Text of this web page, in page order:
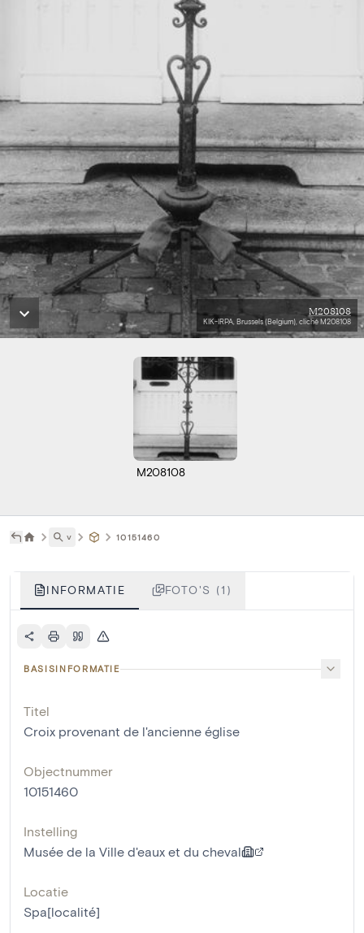
M208108
KIK-IRPA, Brussels (Belgium), cliché M208108
M208108
˅ 10151460
INFORMATIE FOTO'S (1)
BASISINFORMATIE
Titel
Croix provenant de l'ancienne église
Objectnummer
10151460
Instelling
Musée de la Ville d'eaux et du cheval
Locatie
Spa[localité]